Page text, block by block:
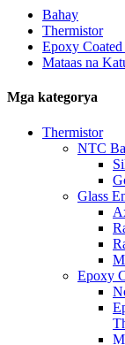
Bahay
Thermistor
Epoxy
Mataas na
Mga kategorya
Thermistor
NTC
Glass
Epoxy